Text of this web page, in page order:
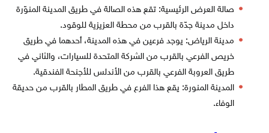
صالة العرض الرئيسية: تقع هذه الصالة في طريق المدينة المنوّرة
داخل مدينة جدّة بالقرب من محطة العزيزية للوقود.
مدينة الرياض: يوجد فرعين في هذه المدينة، أحدهما في طريق
خريص الفرعي بالقرب من الشركة المتحدة للسيارات، والثاني في
طريق العروبة الفرعي بالقرب من الأندلس للأجنحة الفندقية.
المدينة المنورة: يقع هذا الفرع في طريق المطار بالقرب من حديقة
الوفاء.